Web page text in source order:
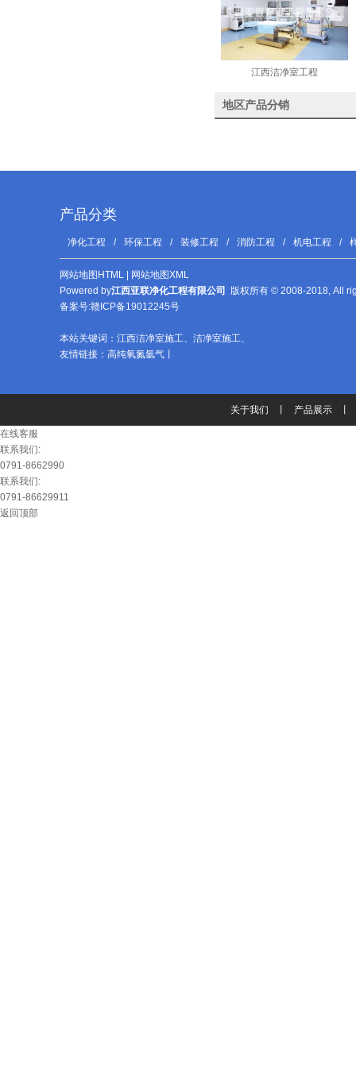
江西洁净室工程
地区产品分销
产品分类
净化工程 / 环保工程 / 装修工程 / 消防工程 / 机电工程 /
网站地图HTML
网站地图XML
Powered by江西亚联净化工程有限公司
版权所有 © 2008-2018, All
备案号:赣ICP备19012245号
本站关键词： 江西洁净室施工、 洁净室施工、
友情链接： 高纯氧氮氩气
关于我们 产品展示
在线客服
联系我们:
0791-8662990
联系我们:
0791-86629911
返回顶部